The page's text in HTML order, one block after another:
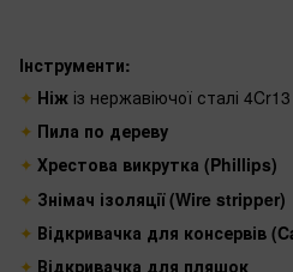
Інструменти:
Ніж із нержавіючої сталі 4Cr13
Пила по дереву
Хрестова викрутка (Phillips)
Знімач ізоляції (Wire stripper)
Відкривачка для консервів
Відкривачка для пляшок